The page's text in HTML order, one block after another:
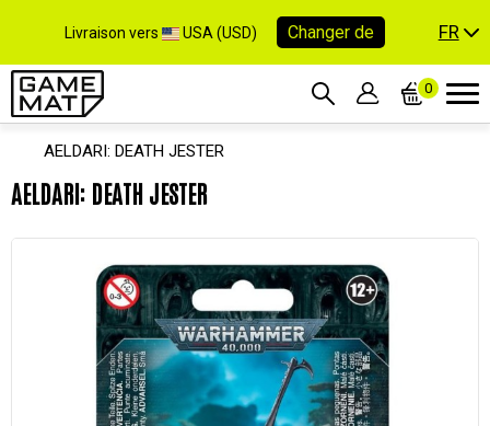
Livraison vers USA (USD) Changer de FR
0
AELDARI: DEATH JESTER
AELDARI: DEATH JESTER